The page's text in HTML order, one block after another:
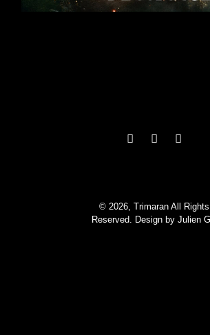
© 2026, Trimaran All Rights
Reserved. Design byJulien